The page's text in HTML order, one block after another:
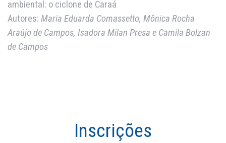
ambiental: o ciclone de Caraá
Autores: Maria Eduarda Comassetto, Mônica Rocha
Araújo de Campos, Isadora Milan Presa e Camila Bolzan
de Campos
Inscrições